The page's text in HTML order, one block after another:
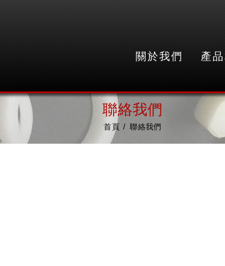
關於我們 產
聯絡我們
首頁 聯絡我們